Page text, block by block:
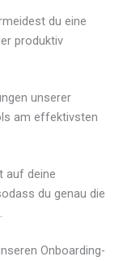
du eine
produktiv
unserer
am effektivsten
auf deine
du genau die
Onboarding-